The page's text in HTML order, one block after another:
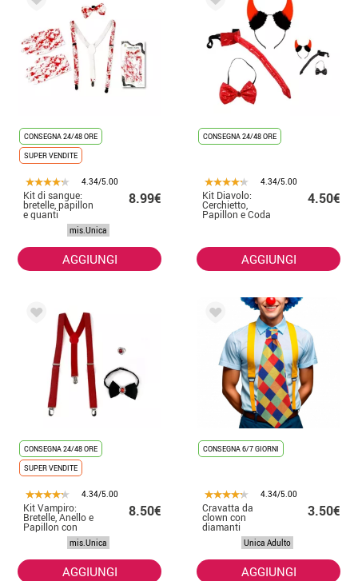
CONSEGNA 24/48 ORE
SUPER VENDITE
4.34/5.00
Kit di sangue:
bretelle, papillon
e guanti
8.99€
mis.Unica
AGGIUNGI
CONSEGNA 24/48 ORE
4.34/5.00
Kit Diavolo:
Cerchietto,
Papillon e Coda
colori assortiti
4.50€
AGGIUNGI
CONSEGNA 24/48 ORE
SUPER VENDITE
4.34/5.00
Kit Vampiro:
Bretelle, Anello e
Papillon con
gemma
8.50€
mis.Unica
AGGIUNGI
CONSEGNA 6/7 GIORNI
4.34/5.00
Cravatta da
clown con
diamanti
multicolori
3.50€
Unica Adulto
AGGIUNGI